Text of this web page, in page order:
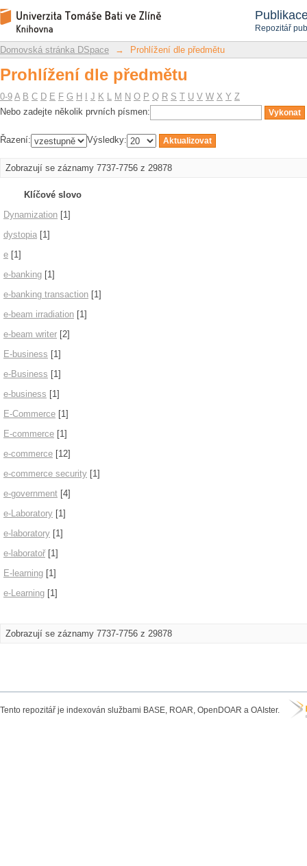
Repozitář
Prohlížení dle předmětu
Repozitář DSpace/Manakin
Domovská stránka DSpace → Prohlížení dle předmětu
Prohlížení dle předmětu
0-9 A B C D E F G H J K L M N O P Q R S T U V W X Y Z
Nebo zadejte několik prvních písmen:
Řazení: Výsledky:
Zobrazují se záznamy 7737-7756 z 29878
Klíčové slovo
Dynamization [1]
dystopia [1]
e [1]
e-banking [1]
e-banking transaction [1]
e-beam irradiation [1]
e-beam writer [2]
E-business [1]
e-Business [1]
e-business [1]
E-Commerce [1]
E-commerce [1]
e-commerce [12]
e-commerce security [1]
e-government [4]
e-Laboratory [1]
e-laboratory [1]
e-laboratoř[1]
E-learning [1]
e-Learning [1]
Zobrazují se záznamy 7737-7756 z 29878
Tento repozitář je indexován službami BASE, ROAR, OpenDOAR a OAIster.